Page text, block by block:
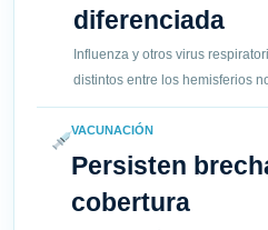
diferenciada
Influenza y otros virus
distintos entre los hemisferios
VACUNACIÓN
Persisten
cobertura